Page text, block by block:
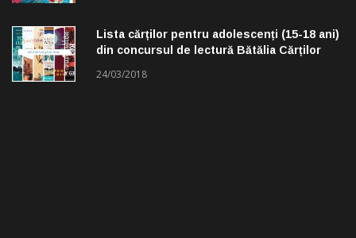
Lista cărților pentru adolescenți (15-18 ani)
din concursul de lectură Bătălia Cărților
24/03/2018